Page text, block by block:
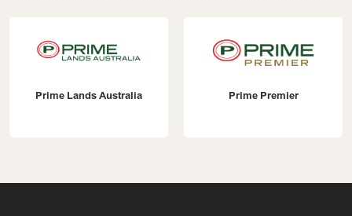
Prime Lands Australia Prime Premier